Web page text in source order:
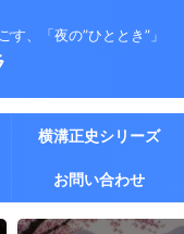
す、「夜の”ひととき”」
横溝正史シリーズ
お問い合わせ